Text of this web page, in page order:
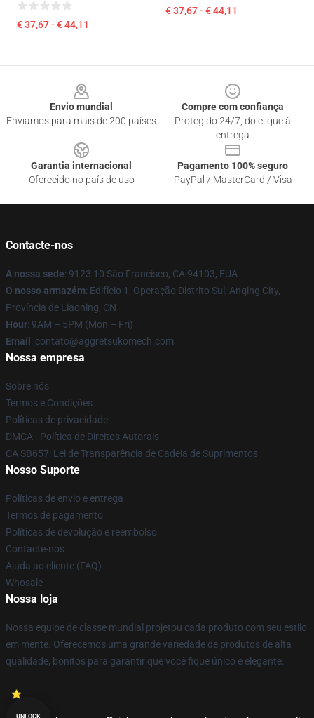
€ 37,67 - € 44,11
€ 37,67 - € 44,11
Envio mundial
Enviamos para mais de 200 países
Compre com confiança
Protegido 24/7, do clique à
entrega
Garantia internacional
Oferecido no país de uso
Pagamento 100% seguro
PayPal / MasterCard / Visa
Contacte-nos
A nossa sede: 9123 10 São Francisco, CA 94103, EUA
O nosso armazém: Edifício 1, Operação Distrito Sul, Anqing City,
Província de Liaoning, CN
Hour: 9AM – 5PM (Mon – Fri)
Email : contato@aggretsukomech.com
Nossa empresa
Sobre nós
Termos e Condições
Políticas de privacidade
DMCA - Política de Direitos Autorais
CA SB657: Lei de Transparência de Cadeia de Suprimentos
Nosso Suporte
Políticas de envio e entrega
Termos de pagamento
Políticas de devolução e reembolso
Contacte-nos
Ajuda ao cliente (FAQ)
Whosale
Nossa loja
Nossa equipe de classe mundial projetou cada produto com seu estilo
em mente. Oferecemos uma grande variedade de produtos de alta
qualidade, bonitos para garantir que você fique único e elegante.
UNLOCK